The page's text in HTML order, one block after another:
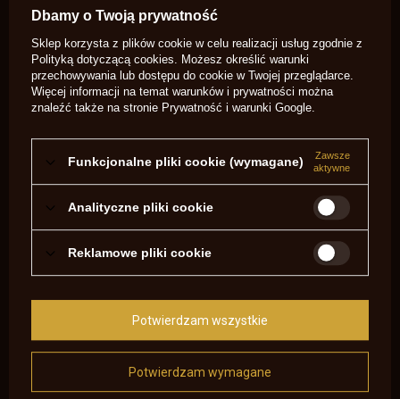
Remingtona 1858, Cattlemana 1873, Remingtona z napisem
"Cowboy Action Shooting", pistoletu Le Page.
Wymiary 80 mm x 40 mm x 7 mm.
Doskonała jakość, najlepszy kapiszonownik na rynku!
Marka
Kenbud
wzór
kapiszonownika
Cowboy Action Shooting
Potrzebujesz pomocy? Masz pytania?
Zadaj pytanie a my odpowiemy
odpowiedzi publikując dla innych.
OPINIE O KAPISZONOWNIK "GOLD CAPPER" CAS
Dbamy o Twoją prywatność
Sklep korzysta z plików cookie w celu realizacji usług zgodnie z
Polityką dotyczącą cookies. Możesz określić warunki
przechowywania lub dostępu do cookie w Twojej przeglądarce.
Więcej informacji na temat warunków i prywatności można
znaleźć także na stronie Prywatność i warunki Google.
Funkcjonalne pliki cookie (wymagane)
Zawsze
aktywne
Analityczne pliki cookie
Reklamowe pliki cookie
Potwierdzam wymagane
Potwierdzam wszystkie